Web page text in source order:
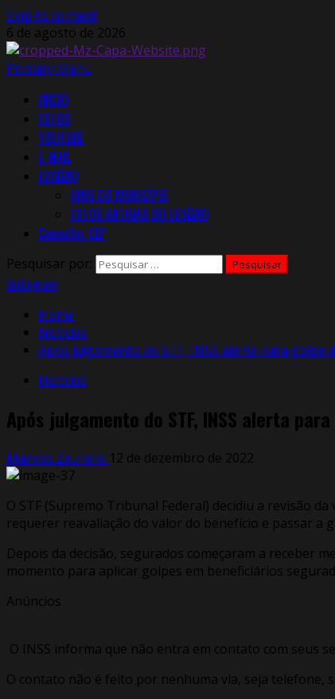
Skip to content
6 de agosto de 2026
Primary Menu
INÍCIO
FOTOS
YOUTUBE
E-MAIL
EUSÉBIO
HINO DO MUNICÍPIO
FOTOS ANTIGAS DO EUSÉBIO
Consultar CEP
Pesquisar por:
Instagram
Home
Notícias
Após julgamento do STF, INSS alerta para golpe
Notícias
Após julgamento do STF, INSS alerta
Markos Zaurelio 12 de dezembro de 2022
O STF (Supremo Tribunal Federal) decidiu a revisão
requerer reavaliação do valor do benefício e passar a
Depois da decisão, segurados começaram a receber
momento para aplicar golpes em beneficiários
Anúncios
O INSS informa que não entra em contato com seus
O contato não é feito por nenhuma via, seja telefone,